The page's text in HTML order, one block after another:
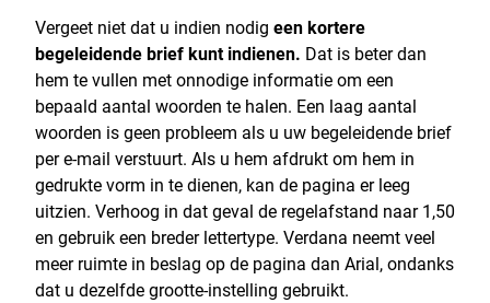
Vergeet niet dat u indien nodig een kortere
begeleidende brief kunt indienen. Dat is beter dan
hem te vullen met onnodige informatie om een
bepaald aantal woorden te halen. Een laag aantal
woorden is geen probleem als u uw begeleidende brief
per e-mail verstuurt. Als u hem afdrukt om hem in
gedrukte vorm in te dienen, kan de pagina er leeg
uitzien. Verhoog in dat geval de regelafstand naar 1,50
en gebruik een breder lettertype. Verdana neemt veel
meer ruimte in beslag op de pagina dan Arial, ondanks
dat u dezelfde grootte-instelling gebruikt.